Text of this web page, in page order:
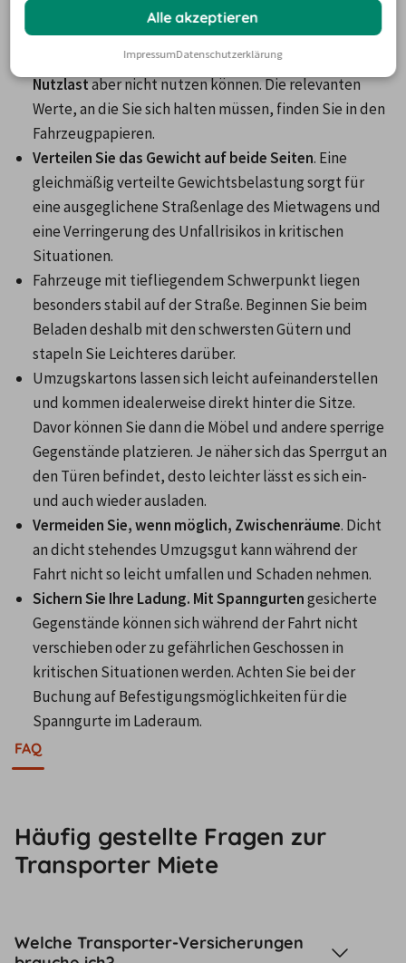
überwiegend schwere Gegenstände transportieren,
kann es passieren, dass Sie zwar noch jede Menge Platz
zur Verfügung haben, diesen wegen der
Nutzlast aber nicht nutzen können. Die relevanten
Werte, an die Sie sich halten müssen, finden Sie in den
Fahrzeugpapieren.
Verteilen Sie das Gewicht auf beide Seiten. Eine
gleichmäßig verteilte Gewichtsbelastung sorgt für
eine ausgeglichene Straßenlage des Mietwagens und
eine Verringerung des Unfallrisikos in kritischen
Situationen.
Fahrzeuge mit tiefliegendem Schwerpunkt liegen
besonders stabil auf der Straße. Beginnen Sie beim
Beladen deshalb mit den schwersten Gütern und
stapeln Sie Leichteres darüber.
Umzugskartons lassen sich leicht aufeinanderstellen
und kommen idealerweise direkt hinter die Sitze.
Davor können Sie dann die Möbel und andere sperrige
Gegenstände platzieren. Je näher sich das Sperrgut an
den Türen befindet, desto leichter lässt es sich ein-
und auch wieder ausladen.
Vermeiden Sie, wenn möglich, Zwischenräume. Dicht
an dicht stehendes Umzugsgut kann während der
Fahrt nicht so leicht umfallen und Schaden nehmen.
Sichern Sie Ihre Ladung. Mit Spanngurten gesicherte
Gegenstände können sich während der Fahrt nicht
verschieben oder zu gefährlichen Geschossen in
kritischen Situationen werden. Achten Sie bei der
Buchung auf Befestigungsmöglichkeiten für die
Spanngurte im Laderaum.
FAQ
Häufig gestellte Fragen zur
Transporter Miete
Welche Transporter-Versicherungen
Alle akzeptieren
ImpressumDatenschutzerklärung